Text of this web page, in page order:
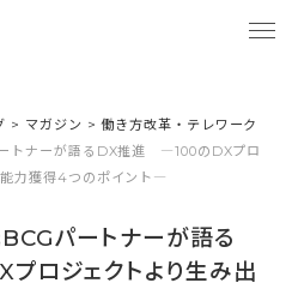
> マガジン >働き方改革・テレワーク
ートナーが語るDX推進 ―100のDXプロ
力獲得4つのポイント―
BCGパートナーが語る
ジェクトより生み出